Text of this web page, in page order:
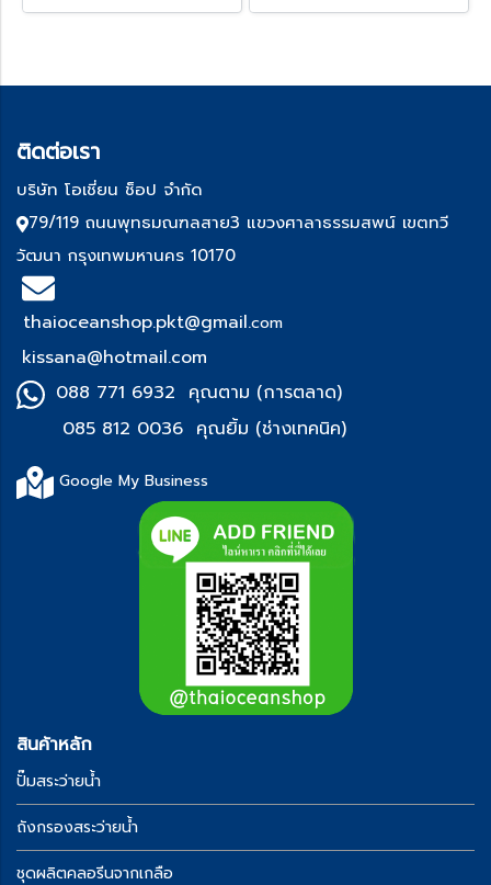
ติดต่อเรา
บริษัท โอเชี่ยน ช็อป จำกัด
79/119 ถนนพุทธมณฑลสาย3 แขวงศาลาธรรมสพน์ เขตทวี
วัฒนา กรุงเทพมหานคร 10170
thaioceanshop.pkt@gmail.com
kissana@hotmail.com
088 771 6932 คุณตาม (การตลาด)
085 812 0036 คุณยิ้ม (ช่างเทคนิค)
Google My Business
สินค้าหลัก
ปั๊มสระว่ายน้ำ
ถังกรองสระว่ายน้ำ
ชุดผลิตคลอรีนจากเกลือ